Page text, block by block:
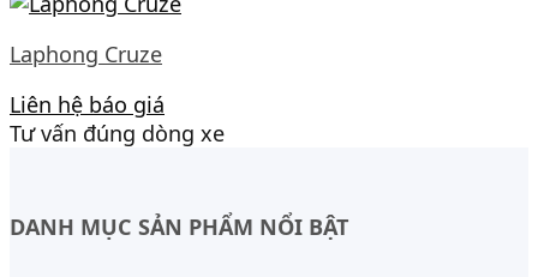
Laphong Cruze
Liên hệ báo giá
Tư vấn đúng dòng xe
DANH MỤC SẢN PHẨM NỔI BẬT